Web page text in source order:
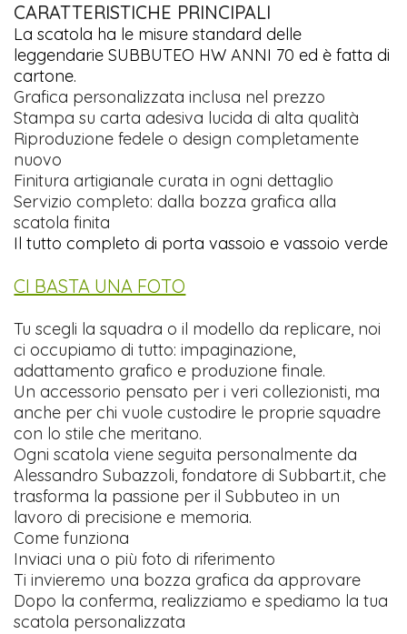
CARATTERISTICHE PRINCIPALI
La scatola ha le misure standard delle
leggendarie SUBBUTEO HW ANNI 70 ed è fatta di
cartone.
Grafica personalizzata inclusa nel prezzo
Stampa su carta adesiva lucida di alta qualità
Riproduzione fedele o design completamente
nuovo
Finitura artigianale curata in ogni dettaglio
Servizio completo: dalla bozza grafica alla
scatola finita
Il tutto completo di porta vassoio e vassoio verde
CI BASTA UNA FOTO
Tu scegli la squadra o il modello da replicare, noi
ci occupiamo di tutto: impaginazione,
adattamento grafico e produzione finale.
Un accessorio pensato per i veri collezionisti, ma
anche per chi vuole custodire le proprie squadre
con lo stile che meritano.
Ogni scatola viene seguita personalmente da
Alessandro Subazzoli, fondatore di Subbart.it, che
trasforma la passione per il Subbuteo in un
lavoro di precisione e memoria.
Come funziona
Inviaci una o più foto di riferimento
Ti invieremo una bozza grafica da approvare
Dopo la conferma, realizziamo e spediamo la tua
scatola personalizzata